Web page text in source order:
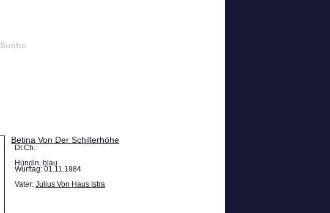
Suche
Betina Von Der Schillerhöhe
Dt.Ch.
Hündin, blau
Wurftag: 01.11.1984
Vater: Julius Von Haus Istra